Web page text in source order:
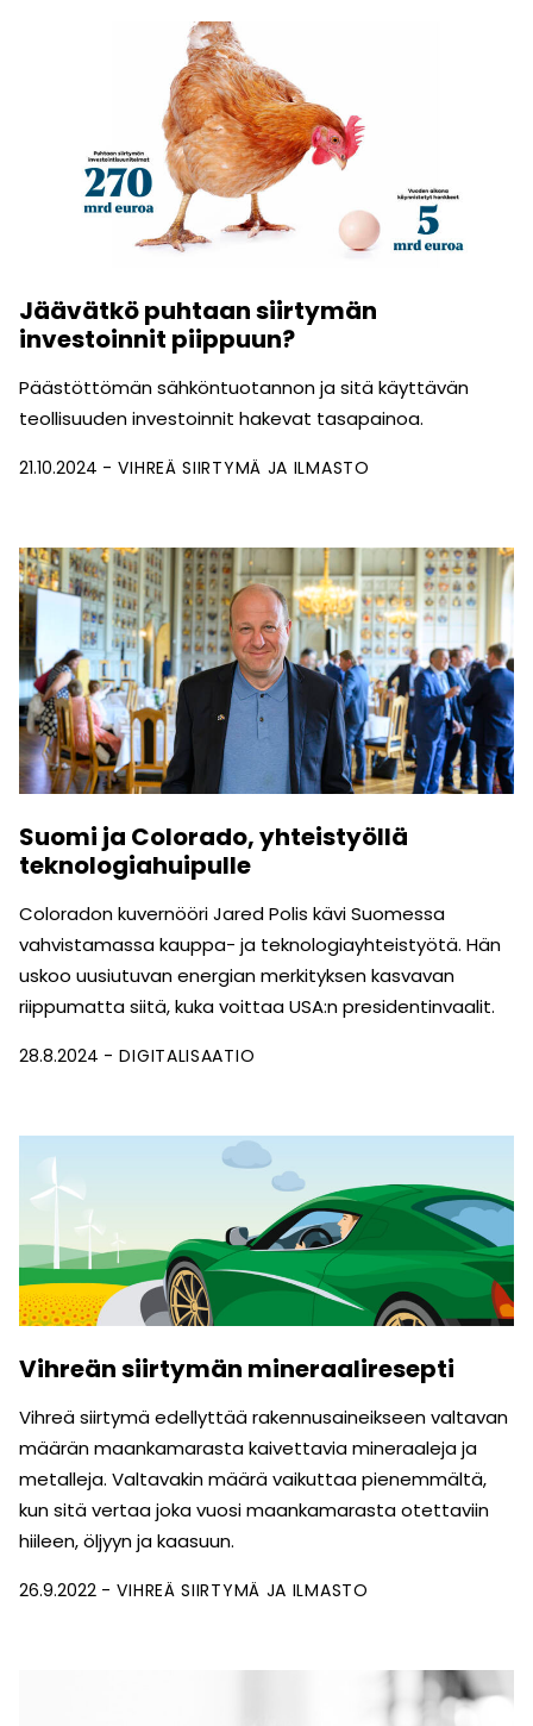
Jäävätkö puhtaan siirtymän
investoinnit piippuun?
Päästöttömän sähköntuotannon ja sitä käyttävän
teollisuuden investoinnit hakevat tasapainoa.
21.10.2024 VIHREÄ SIIRTYMÄ JA ILMASTO
Suomi ja Colorado, yhteistyöllä
teknologiahuipulle
Coloradon kuvernööri Jared Polis kävi Suomessa
vahvistamassa kauppa- ja teknologiayhteistyötä. Hän
uskoo uusiutuvan energian merkityksen kasvavan
riippumatta siitä, kuka voittaa USA:n presidentinvaalit.
28.8.2024 DIGITALISAATIO
Vihreän siirtymän mineraaliresepti
Vihreä siirtymä edellyttää rakennus­aineikseen valtavan
määrän maan­kamarasta kaivettavia mineraaleja ja
metalleja. Valtavakin määrä vaikuttaa pienemmältä,
kun sitä vertaa joka vuosi maankamarasta otettaviin
hiileen, öljyyn ja kaasuun.
26.9.2022 VIHREÄ SIIRTYMÄ JA ILMASTO